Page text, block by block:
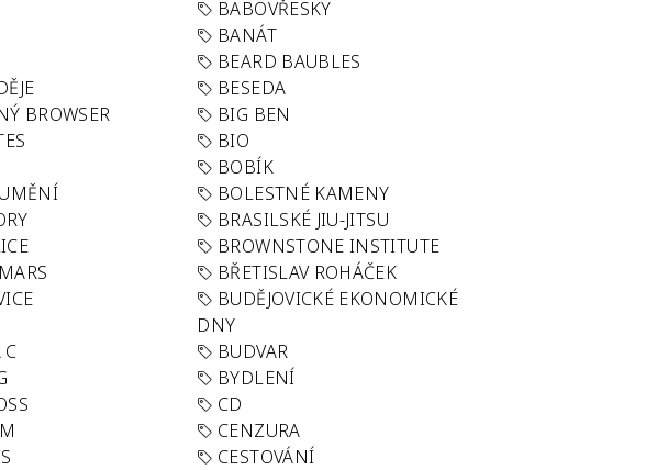
BABOVŘESKY
BANÁT
BEARD BAUBLES
BESEDA
BROWSER
BIG BEN
BIO
BOBÍK
BOLESTNÉ KAMENY
BRASILSKÉ JIU-JITSU
BROWNSTONE INSTITUTE
BŘETISLAV ROHÁČEK
BUDĚJOVICKÉ EKONOMICKÉ
DNY
C
BUDVAR
BYDLENÍ
CD
CENZURA
CESTOVÁNÍ